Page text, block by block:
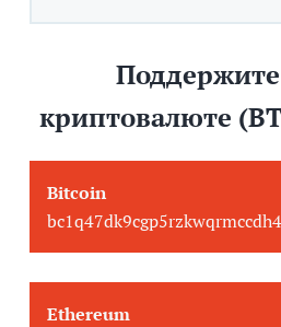
Поддержите
криптовалюте
Bitcoin
Ethereum